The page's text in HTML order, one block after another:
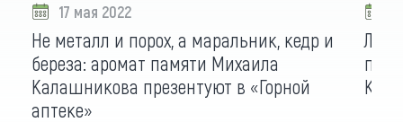
17 мая 2022
Не металл и порох, а маральник, кедр и
береза: аромат памяти Михаила
Калашникова презентуют в «Горной
аптеке»